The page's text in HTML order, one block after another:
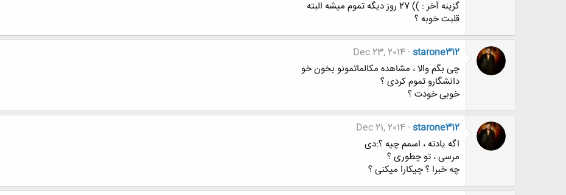
گزینه آخر : )) 27 روز دیگه تموم میشه البته
قلبت خوبه ؟
starone312
Dec 23, 2014
چی بگم والا ، مشاهده مکالماتمونو بخون خو
دانشگارو تموم کردی ؟
خوبی خودت ؟
starone312
Dec 21, 2014
اگه یادته ، اسمم چیه ؟:دی
مرسی ، تو چطوری ؟
چه خبرا ؟ چیکارا میکنی ؟